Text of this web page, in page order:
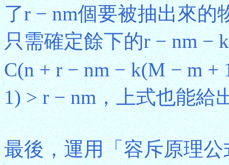
了r − nm個要被抽出來的
只需確定餘下的r − nm −
C(n + r − nm − k(M − m
1) > r − nm，上式也能給
最後，運用「容斥原理